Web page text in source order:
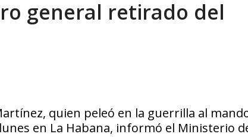
jubilado (+Video) AGOSTO 10, 2026
general retirado del
quien peleó en la guerrilla al
en La Habana, informó el Ministerio